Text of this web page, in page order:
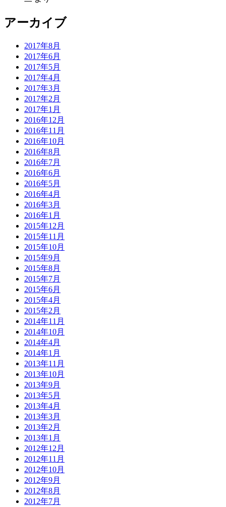
アーカイブ
2017年8月
2017年6月
2017年5月
2017年4月
2017年3月
2017年2月
2017年1月
2016年12月
2016年11月
2016年10月
2016年8月
2016年7月
2016年6月
2016年5月
2016年4月
2016年3月
2016年1月
2015年12月
2015年11月
2015年10月
2015年9月
2015年8月
2015年7月
2015年6月
2015年4月
2015年2月
2014年11月
2014年10月
2014年4月
2014年1月
2013年11月
2013年10月
2013年9月
2013年5月
2013年4月
2013年3月
2013年2月
2013年1月
2012年12月
2012年11月
2012年10月
2012年9月
2012年8月
2012年7月